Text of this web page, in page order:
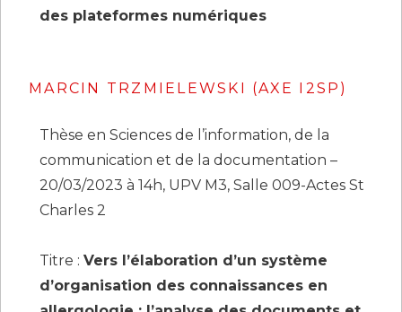
des plateformes numériques
MARCIN TRZMIELEWSKI (AXE I2SP)
Thèse en Sciences de l’information, de la
communication et de la documentation –
20/03/2023 à 14h, UPV M3, Salle 009-Actes St
Charles 2
Titre :Vers l’élaboration d’un système
d’organisation des connaissances en